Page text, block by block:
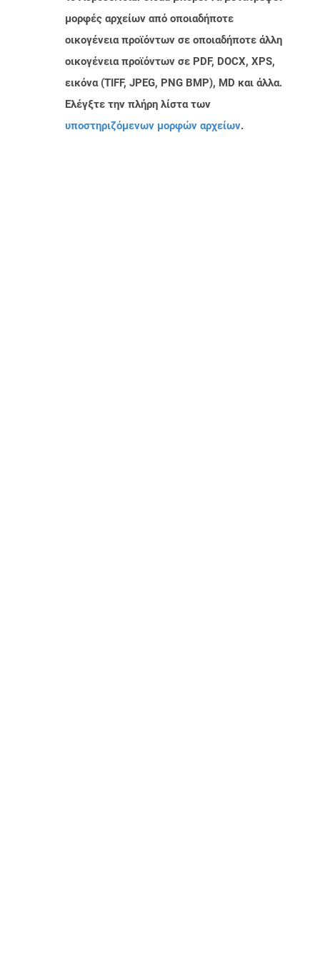
μορφές αρχείων από οποιαδήποτε
οικογένεια προϊόντων σε οποιαδήποτε άλλη
οικογένεια προϊόντων σε PDF, DOCX, XPS,
εικόνα (TIFF, JPEG, PNG BMP), MD και άλλα.
Ελέγξτε την πλήρη λίστα των
υποστηριζόμενων μορφών αρχείων.